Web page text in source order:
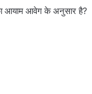
आयाम आवेग के अनुसार है?